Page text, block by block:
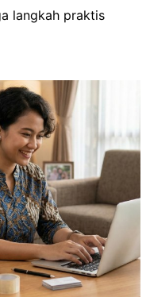
langkah praktis